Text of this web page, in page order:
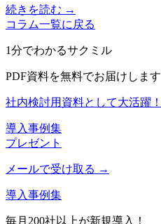
続きを読む →
コラム一覧に戻る
1分でわかるサクミル
PDF資料を無料でお届けします
社内検討用資料として大活躍！
導入事例集
プレゼント
メールで受け取る →
導入事例集
毎月200社以上が新規導入！